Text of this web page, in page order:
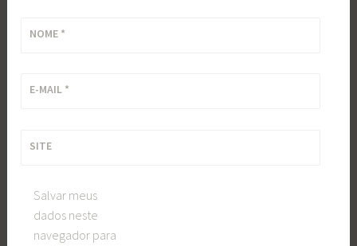
NOME *
E-MAIL *
SITE
Salvar meus
dados neste
navegador para